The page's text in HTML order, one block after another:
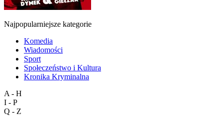
Najpopularniejsze kategorie
Komedia
Wiadomości
Sport
Społeczeństwo i Kultura
Kronika Kryminalna
A - H
I - P
Q - Z